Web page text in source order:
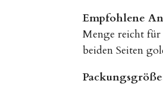
Empfohlene
Menge reicht
beiden Seiten